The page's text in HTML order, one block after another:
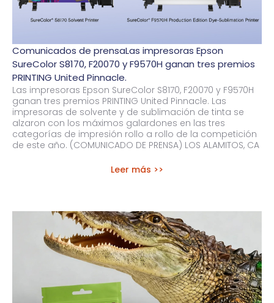
Comunicados de prensaLas impresoras Epson
SureColor S8170, F20070 y F9570H ganan tres premios
PRINTING United Pinnacle.
Las impresoras Epson SureColor S8170, F20070 y F9570H
ganan tres premios PRINTING United Pinnacle. Las
impresoras de solvente y de sublimación de tinta se
alzaron con los máximos galardones en las tres
categorías de impresión rollo a rollo de la competición
de este año. (COMUNICADO DE PRENSA) LOS ALAMITOS, CA
Leer más >>